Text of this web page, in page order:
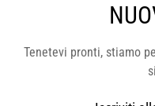
Tenetevi pronti, stiamo